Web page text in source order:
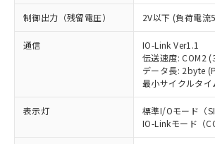
制御出力（残留電圧） 2V以下 (負荷電流
通信
IO-Link Ver1.1
伝送速度: COM2
データ長: 2byte
最小サイクルタ
表示灯
標準I/Oモード（
IO-Linkモード（